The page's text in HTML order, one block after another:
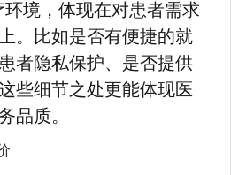
境，体现在对患者需求
。比如是否有便捷的就
者隐私保护、是否提供
些细节之处更能体现医
品质。